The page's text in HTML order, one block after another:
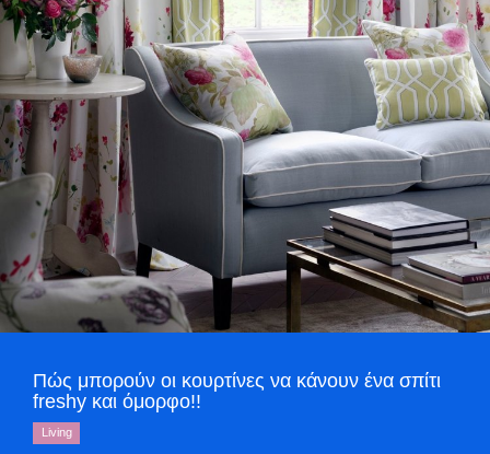
World
Style Adorés
Greece
Entertainment
Arts & Culture
Mykonos
Sport
Πώς μπορούν οι κουρτίνες να κάνουν ένα σπίτι
freshy και όμορφο!!
Living